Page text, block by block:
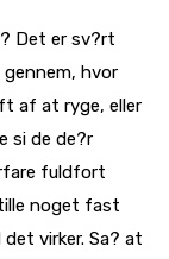
Det er sv?rt
hvor
af at ryge, eller
si de de?r
fuldfort
noget fast
virker. Sa? at